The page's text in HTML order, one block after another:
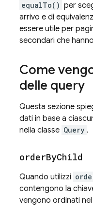
equalTo() per
arrivo e di
essere utile per
secondari che
Come
delle query
Questa sezione
dati in base a
nella classe Query .
orderByChild
Quando utilizzi
contengono la
vengono ordinati